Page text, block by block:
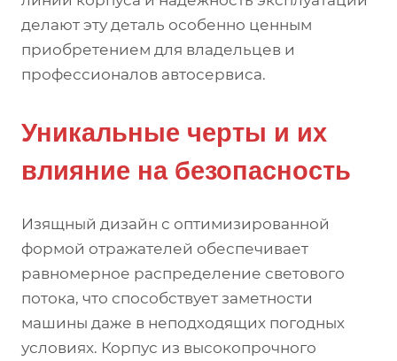
делают эту деталь особенно ценным
приобретением для владельцев и
профессионалов автосервиса.
Уникальные черты и их
влияние на безопасность
Изящный дизайн с оптимизированной
формой отражателей обеспечивает
равномерное распределение светового
потока, что способствует заметности
машины даже в неподходящих погодных
условиях. Корпус из высокопрочного